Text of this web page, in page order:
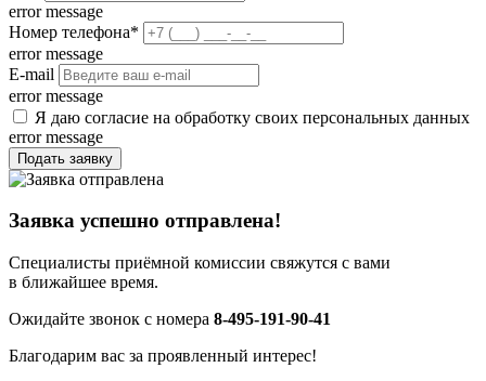
error message
Номер телефона*
error message
E-mail
error message
Я даю согласие на обработку своих персональных данных
error message
Подать заявку
Заявка успешно отправлена!
Специалисты приёмной комиссии свяжутся с вами
в ближайшее время.
Ожидайте звонок с номера 8-495-191-90-41
Благодарим вас за проявленный интерес!